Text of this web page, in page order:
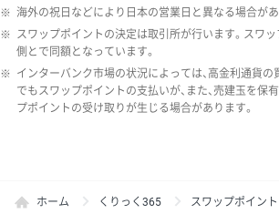
※ 海外の祝日などにより日本の営業日と異なる場合があ
※ スワップポイントの決定は取引所が行います。スワ
側とで同額となっています。
※ インターバンク市場の状況によっては、高金利通貨
でもスワップポイントの支払いが、また、売建玉を保
プポイントの受け取りが生じる場合があります。
ホーム くりっく365 スワップポイン